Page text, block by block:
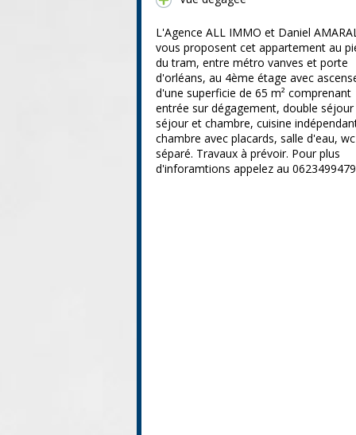
L'Agence ALL IMMO et Daniel
vous proposent cet appartement au
du tram, entre métro vanves et porte
d'orléans, au 4ème étage avec
d'une superficie de 65 m² comprenant
entrée sur dégagement, double
séjour et chambre, cuisine
chambre avec placards, salle d'eau, wc
séparé. Travaux à prévoir. Pour plus
d'inforamtions appelez au